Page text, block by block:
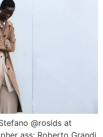
@rosids at
ass: Roberto Grandi